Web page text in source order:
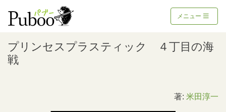
メニュー
プリンセスプラスティック ４丁目の海
戦
著: 米田淳一